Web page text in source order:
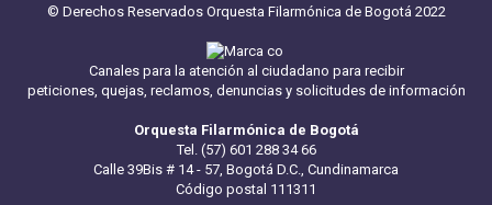
© Derechos Reservados Orquesta Filarmónica de Bogotá 2022
Canales para la atención al ciudadano para recibir
peticiones, quejas, reclamos, denuncias y solicitudes de información
Orquesta Filarmónica de Bogotá
Tel. (57) 601 288 34 66
Calle 39Bis # 14 - 57, Bogotá D.C., Cundinamarca
Código postal 111311